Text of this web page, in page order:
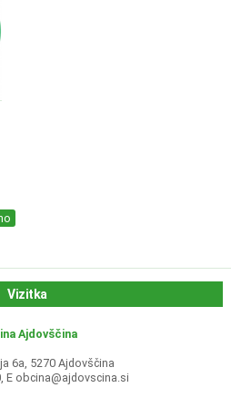
Vizitka
Ajdovščina
6a, 5270 Ajdovščina
E obcina@ajdovscina.si